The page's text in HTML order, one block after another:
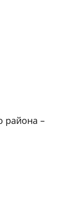
района –